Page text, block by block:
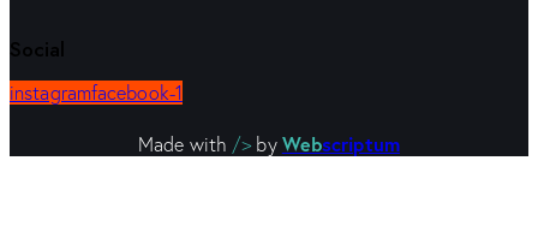
Social
instagramfacebook-1
Made with /> by Webscriptum